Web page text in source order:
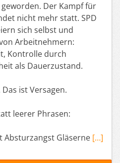
Der Kampf für
nicht mehr statt. SPD
sich selbst und
Arbeitnehmern:
Kontrolle durch
als Dauerzustand.
ist Versagen.
leerer Phrasen:
Gläserne […]